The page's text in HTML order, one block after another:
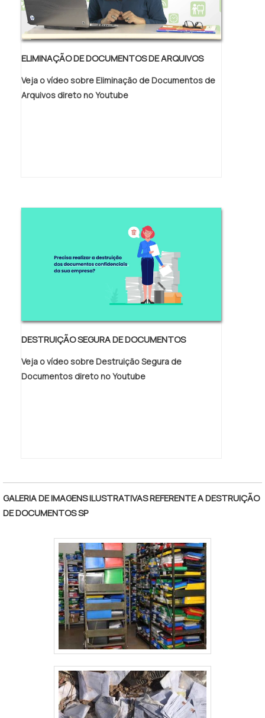
ELIMINAÇÃO DE DOCUMENTOS DE ARQUIVOS
Veja o vídeo sobre Eliminação de Documentos de
Arquivos direto no Youtube
DESTRUIÇÃO SEGURA DE DOCUMENTOS
Veja o vídeo sobre Destruição Segura de
Documentos direto no Youtube
GALERIA DE IMAGENS ILUSTRATIVAS REFERENTE A DESTRUIÇÃO
DE DOCUMENTOS SP